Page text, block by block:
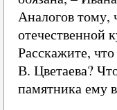
Аналогов тому,
отечественной
Расскажите,
В. Цветаева?
памятника ему